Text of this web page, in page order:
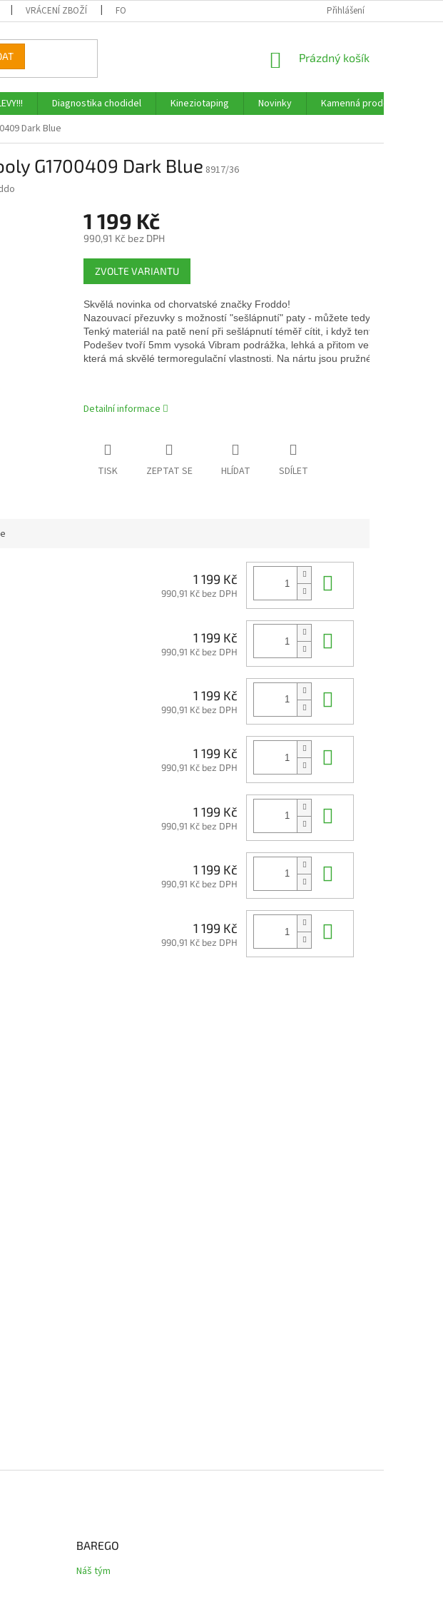
VRÁCENÍ ZBOŽÍ FORMULÁŘE KE STAŽENÍ PODMÍNKY OCHRANY
Přihlášení
NÁKUPNÍ
Prázdný košík
Diagnostika chodidel Kineziotaping Novinky Kamenná prodejna
Dark Blue
G1700409 Dark Blue 8917/36
1 199 Kč
990,91 Kč bez DPH
Měrná
cena:
ZVOLTE VARIANTU
Skvělá novinka od chorvatské značky Froddo!
Nazouvací přezuvky s možností "sešlápnutí" paty - můžete tedy dle libosti
Tenký materiál na patě není při sešlápnutí téměř cítit, i když tento vjem je
Podešev tvoří 5mm vysoká Vibram podrážka, lehká a přitom velmi ohebná s
která má skvělé termoregulační vlastnosti. Na nártu jsou pružné gumičky pro
Detailní informace
TISK ZEPTAT SE HLÍDAT SDÍLET
1 199 Kč
990,91 Kč bez DPH
1 199 Kč
990,91 Kč bez DPH
1 199 Kč
990,91 Kč bez DPH
1 199 Kč
990,91 Kč bez DPH
1 199 Kč
990,91 Kč bez DPH
1 199 Kč
990,91 Kč bez DPH
1 199 Kč
990,91 Kč bez DPH
BAREGO
Náš tým